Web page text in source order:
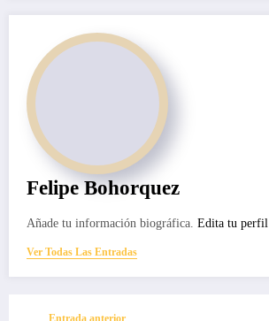
Felipe Bohorquez
Añade tu información biográfica. Edita tu perfil
Ver Todas Las Entradas
Entrada anterior